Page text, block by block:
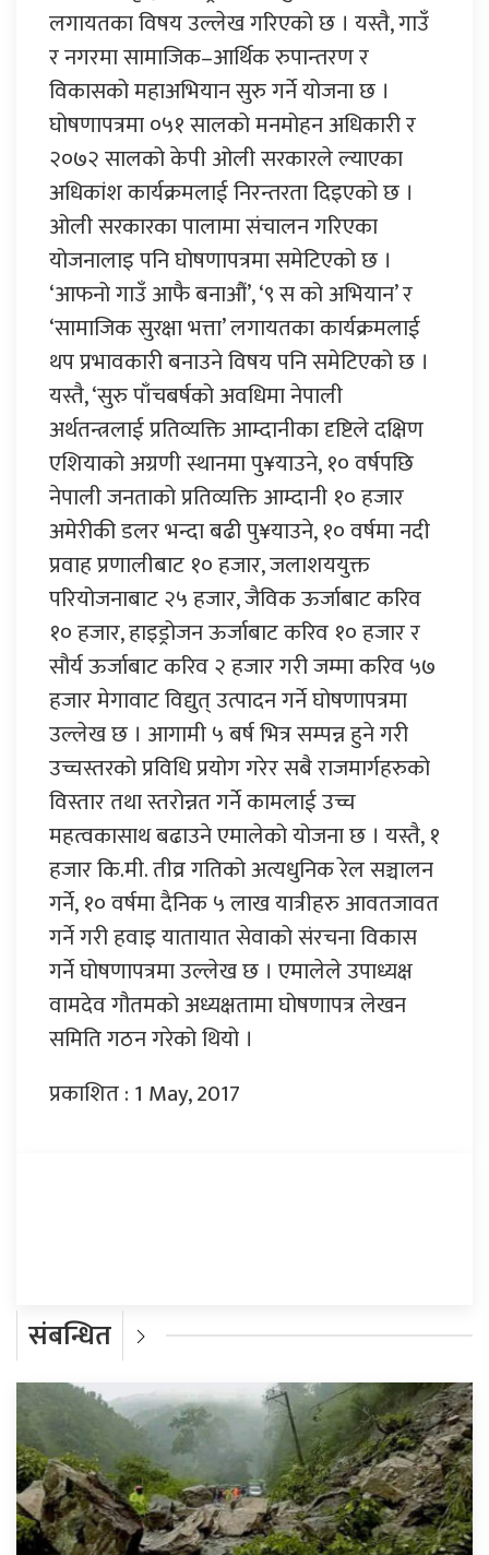
लगायतका विषय उल्लेख गरिएको छ । यस्तै, गाउँ
र नगरमा सामाजिक–आर्थिक रुपान्तरण र
विकासको महाअभियान सुरु गर्ने योजना छ ।
घोषणापत्रमा ०५१ सालको मनमोहन अधिकारी र
२०७२ सालको केपी ओली सरकारले ल्याएका
अधिकांश कार्यक्रमलाई निरन्तरता दिइएको छ ।
ओली सरकारका पालामा संचालन गरिएका
योजनालाइ पनि घोषणापत्रमा समेटिएको छ ।
‘आफनो गाउँ आफै बनाऔं’, ‘९ स को अभियान’ र
‘सामाजिक सुरक्षा भत्ता’ लगायतका कार्यक्रमलाई
थप प्रभावकारी बनाउने विषय पनि समेटिएको छ ।
यस्तै, ‘सुरु पाँचबर्षको अवधिमा नेपाली
अर्थतन्त्रलाई प्रतिव्यक्ति आम्दानीका दृष्टिले दक्षिण
एशियाको अग्रणी स्थानमा पु¥याउने, १० वर्षपछि
नेपाली जनताको प्रतिव्यक्ति आम्दानी १० हजार
अमेरीकी डलर भन्दा बढी पु¥याउने, १० वर्षमा नदी
प्रवाह प्रणालीबाट १० हजार, जलाशययुक्त
परियोजनाबाट २५ हजार, जैविक ऊर्जाबाट करिव
१० हजार, हाइड्रोजन ऊर्जाबाट करिव १० हजार र
सौर्य ऊर्जाबाट करिव २ हजार गरी जम्मा करिव ५७
हजार मेगावाट विद्युत् उत्पादन गर्ने घोषणापत्रमा
उल्लेख छ । आगामी ५ बर्ष भित्र सम्पन्न हुने गरी
उच्चस्तरको प्रविधि प्रयोग गरेर सबै राजमार्गहरुको
विस्तार तथा स्तरोन्नत गर्ने कामलाई उच्च
महत्वकासाथ बढाउने एमालेको योजना छ । यस्तै, १
हजार कि.मी. तीव्र गतिको अत्यधुनिक रेल सञ्चालन
गर्ने, १० वर्षमा दैनिक ५ लाख यात्रीहरु आवतजावत
गर्ने गरी हवाइ यातायात सेवाको संरचना विकास
गर्ने घोषणापत्रमा उल्लेख छ । एमालेले उपाध्यक्ष
वामदेव गौतमको अध्यक्षतामा घोषणापत्र लेखन
समिति गठन गरेको थियो ।
प्रकाशित : 1 May, 2017
संबन्धित